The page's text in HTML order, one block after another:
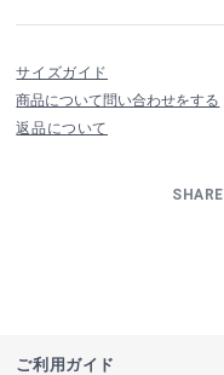
サイズガイド
商品について問い合わせをする
返品について
SHARE
ご利用ガイド